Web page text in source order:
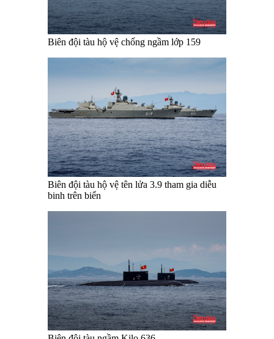
Biên đội tàu hộ vệ chống ngầm lớp 159
Biên đội tàu hộ vệ tên lửa 3.9 tham gia diễu
binh trên biển